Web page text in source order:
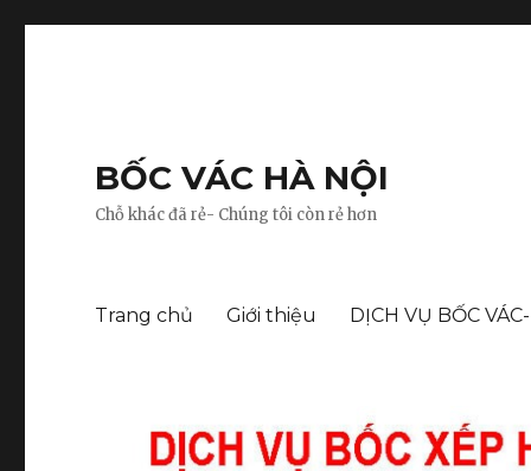
BỐC VÁC HÀ NỘI
Chỗ khác đã rẻ- Chúng tôi còn rẻ hơn
Trang chủ Giới thiệu DỊCH VỤ BỐC